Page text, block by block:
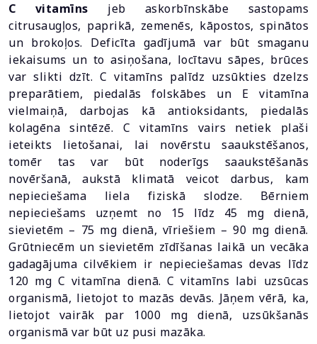
C vitamīns jeb askorbīnskābe sastopams
citrusaugļos, paprikā, zemenēs, kāpostos, spinātos
un brokoļos. Deficīta gadījumā var būt smaganu
iekaisums un to asiņošana, locītavu sāpes, brūces
var slikti dzīt. C vitamīns palīdz uzsūkties dzelzs
preparātiem, piedalās folskābes un E vitamīna
vielmaiņā, darbojas kā antioksidants, piedalās
kolagēna sintēzē. C vitamīns vairs netiek plaši
ieteikts lietošanai, lai novērstu saaukstēšanos,
tomēr tas var būt noderīgs saaukstēšanās
novēršanā, aukstā klimatā veicot darbus, kam
nepieciešama liela fiziskā slodze. Bērniem
nepieciešams uzņemt no 15 līdz 45 mg dienā,
sievietēm – 75 mg dienā, vīriešiem – 90 mg dienā.
Grūtniecēm un sievietēm zīdīšanas laikā un vecāka
gadagājuma cilvēkiem ir nepieciešamas devas līdz
120 mg C vitamīna dienā. C vitamīns labi uzsūcas
organismā, lietojot to mazās devās. Jāņem vērā, ka,
lietojot vairāk par 1000 mg dienā, uzsūkšanās
organismā var būt uz pusi mazāka.